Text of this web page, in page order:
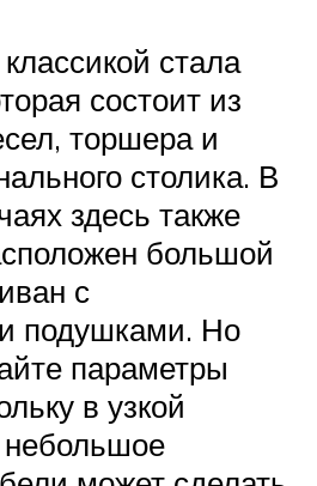
стала
состоит из
торшера и
столика. В
здесь также
большой
с
подушками. Но
параметры
в узкой
небольшое